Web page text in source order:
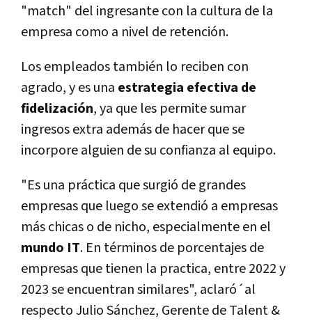
"match" del ingresante con la cultura de la
empresa como a nivel de retención.
Los empleados también lo reciben con
agrado, y es una estrategia efectiva de
fidelización, ya que les permite sumar
ingresos extra además de hacer que se
incorpore alguien de su confianza al equipo.
"Es una práctica que surgió de grandes
empresas que luego se extendió a empresas
más chicas o de nicho, especialmente en el
mundo IT. En términos de porcentajes de
empresas que tienen la practica, entre 2022 y
2023 se encuentran similares", aclaró´al
respecto Julio Sánchez, Gerente de Talent &